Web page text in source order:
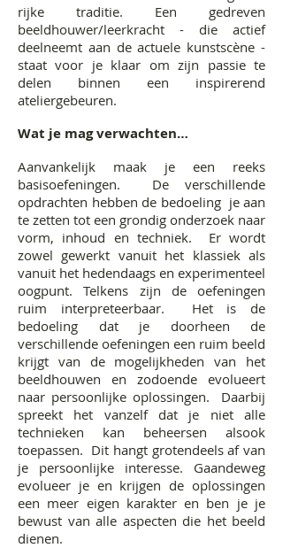
rijke traditie. Een gedreven
beeldhouwer/leerkracht - die actief
deelneemt aan de actuele kunstscène -
staat voor je klaar om zijn passie te
delen binnen een inspirerend
ateliergebeuren.
Wat je mag verwachten…
Aanvankelijk maak je een reeks
basisoefeningen. De verschillende
opdrachten hebben de bedoeling je aan
te zetten tot een grondig onderzoek naar
vorm, inhoud en techniek. Er wordt
zowel gewerkt vanuit het klassiek als
vanuit het hedendaags en experimenteel
oogpunt. Telkens zijn de oefeningen
ruim interpreteerbaar. Het is de
bedoeling dat je doorheen de
verschillende oefeningen een ruim beeld
krijgt van de mogelijkheden van het
beeldhouwen en zodoende evolueert
naar persoonlijke oplossingen. Daarbij
spreekt het vanzelf dat je niet alle
technieken kan beheersen alsook
toepassen. Dit hangt grotendeels af van
je persoonlijke interesse. Gaandeweg
evolueer je en krijgen de oplossingen
een meer eigen karakter en ben je je
bewust van alle aspecten die het beeld
dienen.